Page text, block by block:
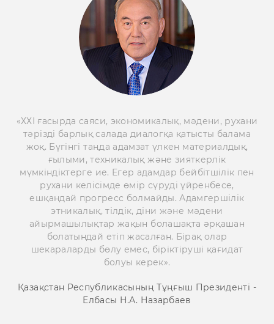
«ХХІ ғасырда саяси, экономикалық, мәдени, рухани
тәрізді барлық салада диалогқа қатысты балама
жоқ. Бүгінгі таңда адамзат үлкен материалдық,
ғылыми, техникалық және зияткерлік
мүмкіндіктерге ие. Егер адамдар бейбітшілік пен
рухани келісімде өмір сүруді үйренбесе,
ешқандай прогресс болмайды. Адамгершілік
этникалық, тілдік, діни және мәдени
айырмашылықтар жақын болашақта әрқашан
болатындай етіп жасалған. Бірақ олар
шекараларды бөлу емес, біріктіруші қағидат
болуы керек».
Қазақстан Республикасының Тұңғыш Президенті -
Елбасы Н.А. Назарбаев